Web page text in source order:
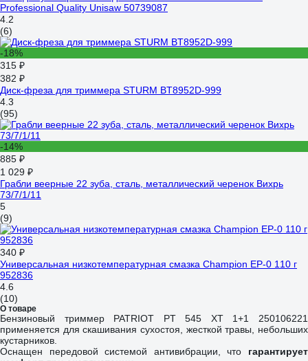
Professional Quality Unisaw 50739087
4.2
(6)
-18%
315 ₽
382 ₽
Диск-фреза для триммера STURM BT8952D-999
4.3
(95)
-14%
885 ₽
1 029 ₽
Грабли веерные 22 зуба, сталь, металлический черенок Вихрь
73/7/1/11
5
(9)
340 ₽
Универсальная низкотемпературная смазка Champion EP-0 110 г
952836
4.6
(10)
О товаре
Бензиновый триммер PATRIOT PT 545 XT 1+1 250106221
применяется для скашивания сухостоя, жесткой травы, небольших
кустарников.
Оснащен передовой системой антивибрации, что гарантирует